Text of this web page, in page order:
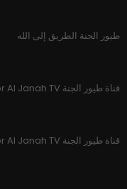
طيور الجنة الطريق إلى الله
Toyor Al Janah TV قناة طيور الجنة
Toyor Al Janah TV قناة طيور الجنة